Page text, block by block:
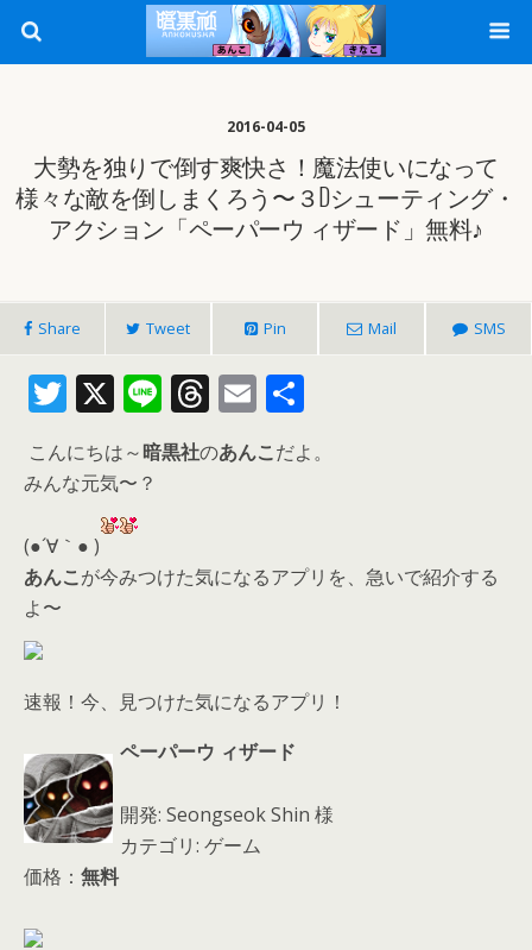
2016-04-05
大勢を独りで倒す爽快さ！魔法使いになって
様々な敵を倒しまくろう〜３Dシューティング・
アクション「ペーパーウ ィザード」無料♪
Share Tweet Pin Mail SMS
T
itt
er
X Li
n
e
T
h
re
s
E
m
ai
有
こんにちは～暗黒社のあんこだよ。
みんな元気〜？
(●´∀｀● )
あんこが今みつけた気になるアプリを、急いで紹介する
よ〜
速報！今、見つけた気になるアプリ！
ペーパーウ ィザード
開発: Seongseok Shin 様
カテゴリ: ゲーム
価格： 無料